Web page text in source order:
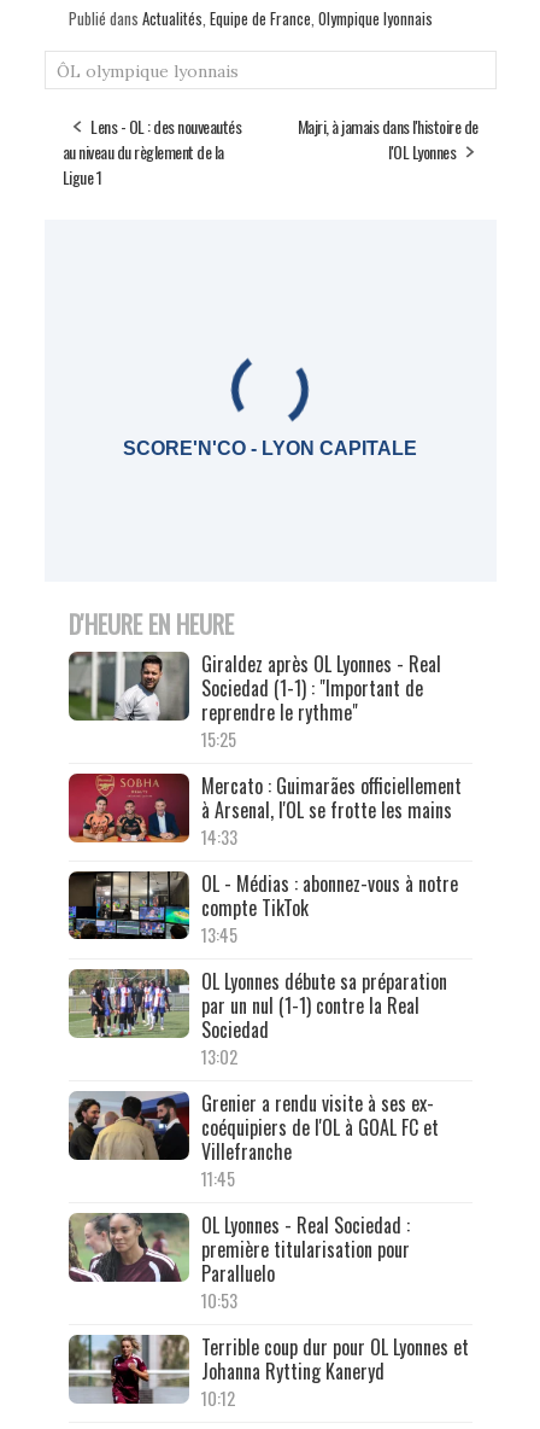
Publié dans Actualités, Equipe de France, Olympique lyonnais
ÔL olympique lyonnais
Lens - OL : des nouveautés
au niveau du règlement de la
Ligue 1
Majri, à jamais dans l'histoire de
l'OL Lyonnes
SCORE'N'CO - LYON CAPITALE
D'HEURE EN HEURE
Giraldez après OL Lyonnes - Real
Sociedad (1-1) : "Important de
reprendre le rythme"
15:25
Mercato : Guimarães officiellement
à Arsenal, l'OL se frotte les mains
14:33
OL - Médias : abonnez-vous à notre
compte TikTok
13:45
OL Lyonnes débute sa préparation
par un nul (1-1) contre la Real
Sociedad
13:02
Grenier a rendu visite à ses ex-
coéquipiers de l'OL à GOAL FC et
Villefranche
11:45
OL Lyonnes - Real Sociedad :
première titularisation pour
Paralluelo
10:53
Terrible coup dur pour OL Lyonnes et
Johanna Rytting Kaneryd
10:12